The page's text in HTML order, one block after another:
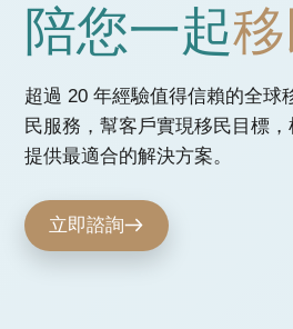
陪您一起
超過 20 年經驗值得信賴的全球
民服務，幫客戶實現移民目標，
提供最適合的解決方案。
立即諮詢